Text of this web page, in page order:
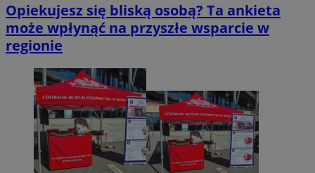
Opiekujesz się bliską osobą? Ta ankieta
może wpłynąć na przyszłe wsparcie w
regionie